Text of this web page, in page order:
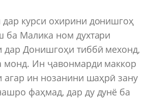
курси охирини донишгоҳ
ба Малика ном духтари
дар Донишгоҳи тиббӣ мехонд,
Ин ҷавонмарди маккор
агар ин нозанини шаҳрӣ зану
фаҳмад, дар ду дунё ба